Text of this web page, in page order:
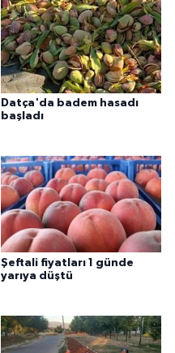
Datça'da badem hasadı
başladı
Şeftali fiyatları 1 günde
yarıya düştü